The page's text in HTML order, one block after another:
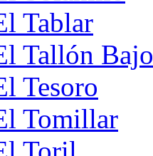
Tablar
Tallón Bajo
Tesoro
Tomillar